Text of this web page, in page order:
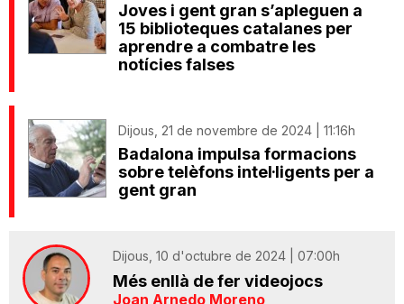
Joves i gent gran s’apleguen a
15 biblioteques catalanes per
aprendre a combatre les
notícies falses
Dijous, 21 de novembre de 2024 | 11:16h
Badalona impulsa formacions
sobre telèfons intel·ligents per a
gent gran
Dijous, 10 d'octubre de 2024 | 07:00h
Més enllà de fer videojocs
Joan Arnedo Moreno